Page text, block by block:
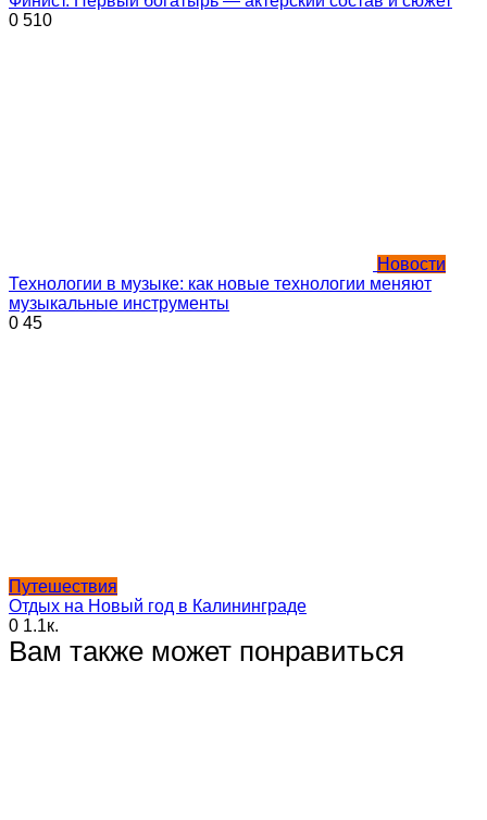
0 510
Новости
Технологии в музыке: как новые технологии меняют
музыкальные инструменты
0 45
Путешествия
Отдых на Новый год в Калининграде
0 1.1к.
Вам также может понравиться